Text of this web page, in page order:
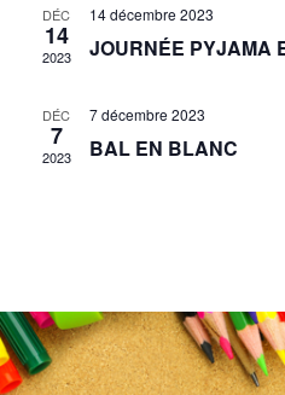
DÉC
14
2023
14 décembre 2023
JOURNÉE PYJAMA
DÉC
7
2023
7 décembre 2023
BAL EN BLANC